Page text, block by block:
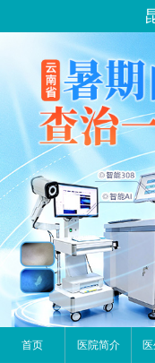
首页 医院简介